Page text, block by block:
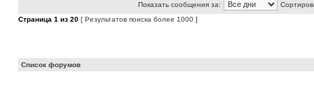
Показать сообщения за:
Страница 1 из 20 [ Результатов поиска более 1000 ]
Список форумов